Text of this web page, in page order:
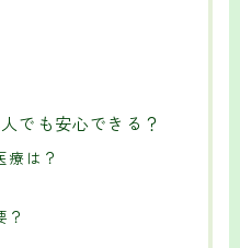
でも安心できる？
療は？
？